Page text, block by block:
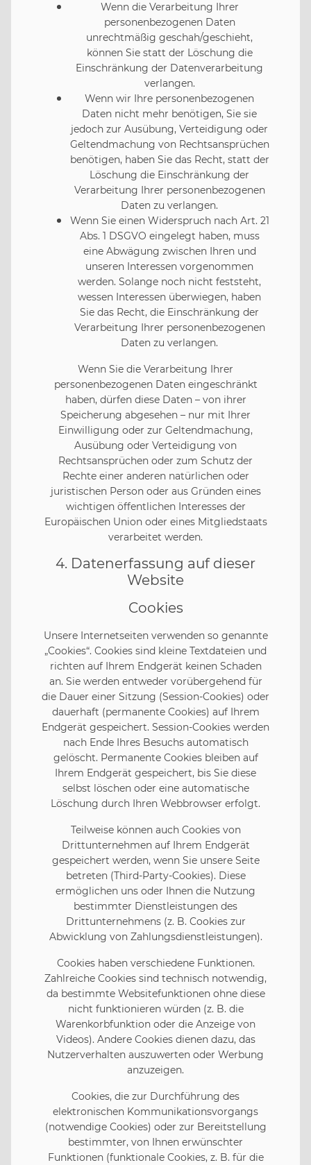
Wenn die Verarbeitung Ihrer
personenbezogenen Daten
unrechtmäßig geschah/geschieht,
können Sie statt der Löschung die
Einschränkung der Datenverarbeitung
verlangen.
Wenn wir Ihre personenbezogenen
Daten nicht mehr benötigen, Sie sie
jedoch zur Ausübung, Verteidigung oder
Geltendmachung von Rechtsansprüchen
benötigen, haben Sie das Recht, statt der
Löschung die Einschränkung der
Verarbeitung Ihrer personenbezogenen
Daten zu verlangen.
Wenn Sie einen Widerspruch nach Art. 21
Abs. 1 DSGVO eingelegt haben, muss
eine Abwägung zwischen Ihren und
unseren Interessen vorgenommen
werden. Solange noch nicht feststeht,
wessen Interessen überwiegen, haben
Sie das Recht, die Einschränkung der
Verarbeitung Ihrer personenbezogenen
Daten zu verlangen.
Wenn Sie die Verarbeitung Ihrer
personenbezogenen Daten eingeschränkt
haben, dürfen diese Daten – von ihrer
Speicherung abgesehen – nur mit Ihrer
Einwilligung oder zur Geltendmachung,
Ausübung oder Verteidigung von
Rechtsansprüchen oder zum Schutz der
Rechte einer anderen natürlichen oder
juristischen Person oder aus Gründen eines
wichtigen öffentlichen Interesses der
Europäischen Union oder eines Mitgliedstaats
verarbeitet werden.
4. Datenerfassung auf dieser
Website
Cookies
Unsere Internetseiten verwenden so genannte
„Cookies“. Cookies sind kleine Textdateien und
richten auf Ihrem Endgerät keinen Schaden
an. Sie werden entweder vorübergehend für
die Dauer einer Sitzung (Session-Cookies) oder
dauerhaft (permanente Cookies) auf Ihrem
Endgerät gespeichert. Session-Cookies werden
nach Ende Ihres Besuchs automatisch
gelöscht. Permanente Cookies bleiben auf
Ihrem Endgerät gespeichert, bis Sie diese
selbst löschen oder eine automatische
Löschung durch Ihren Webbrowser erfolgt.
Teilweise können auch Cookies von
Drittunternehmen auf Ihrem Endgerät
gespeichert werden, wenn Sie unsere Seite
betreten (Third-Party-Cookies). Diese
ermöglichen uns oder Ihnen die Nutzung
bestimmter Dienstleistungen des
Drittunternehmens (z. B. Cookies zur
Abwicklung von Zahlungsdienstleistungen).
Cookies haben verschiedene Funktionen.
Zahlreiche Cookies sind technisch notwendig,
da bestimmte Websitefunktionen ohne diese
nicht funktionieren würden (z. B. die
Warenkorbfunktion oder die Anzeige von
Videos). Andere Cookies dienen dazu, das
Nutzerverhalten auszuwerten oder Werbung
anzuzeigen.
Cookies, die zur Durchführung des
elektronischen Kommunikationsvorgangs
(notwendige Cookies) oder zur Bereitstellung
bestimmter, von Ihnen erwünschter
Funktionen (funktionale Cookies, z. B. für die